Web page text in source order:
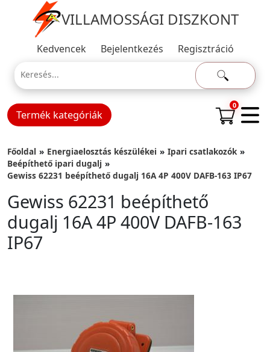
VILLAMOSSÁGI DISZKONT
Kedvencek Bejelentkezés Regisztráció
Termék kategóriák
0
Főoldal Energiaelosztás készülékei
Ipari csatlakozók
Beépíthető ipari dugalj
Gewiss 62231 beépíthető dugalj 16A 4P 400V DAFB-163 IP67
Gewiss 62231 beépíthető
dugalj 16A 4P 400V DAFB-163
IP67